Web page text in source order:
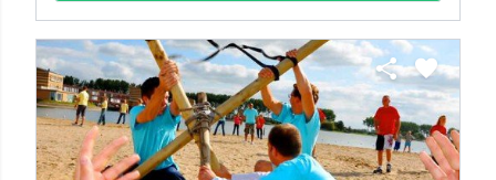
share favorite